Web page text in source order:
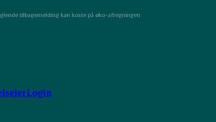
tilbagemelding kan koste på øko-afregningen
Login